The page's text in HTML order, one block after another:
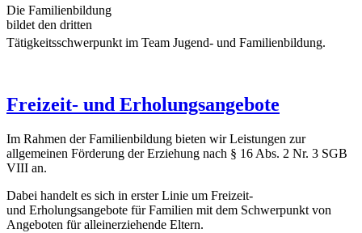
Die Familienbildung
bildet den dritten
Tätigkeitsschwerpunkt im Team Jugend- und Familienbildung.
Freizeit- und Erholungsangebote
Im Rahmen der Familienbildung bieten wir Leistungen zur
allgemeinen Förderung der Erziehung nach § 16 Abs. 2 Nr. 3 SGB
VIII an.
Dabei handelt es sich in erster Linie um Freizeit-
und Erholungsangebote für Familien mit dem Schwerpunkt von
Angeboten für alleinerziehende Eltern.